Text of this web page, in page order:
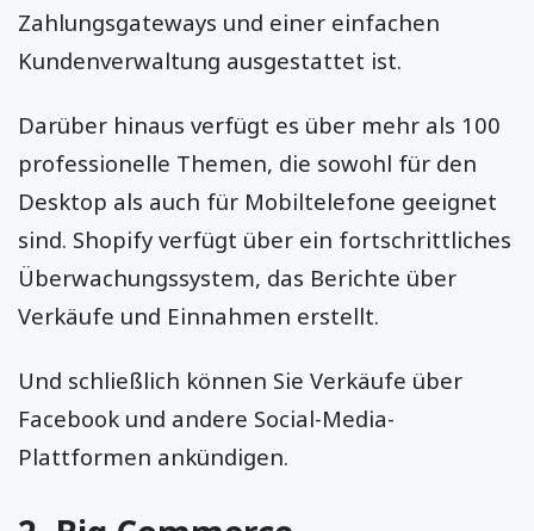
Zahlungsgateways und einer einfachen
Kundenverwaltung ausgestattet ist.
Darüber hinaus verfügt es über mehr als 100
professionelle Themen, die sowohl für den
Desktop als auch für Mobiltelefone geeignet
sind. Shopify verfügt über ein fortschrittliches
Überwachungssystem, das Berichte über
Verkäufe und Einnahmen erstellt.
Und schließlich können Sie Verkäufe über
Facebook und andere Social-Media-
Plattformen ankündigen.